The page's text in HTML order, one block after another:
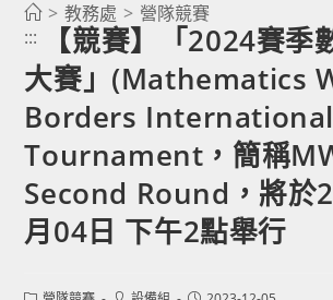
> 教務處 > 營隊競賽
:::
【競賽】「2024賽季
大賽」(Mathematics
Borders International
Tournament，簡稱
Second Round，將於
月04日 下午2點舉行